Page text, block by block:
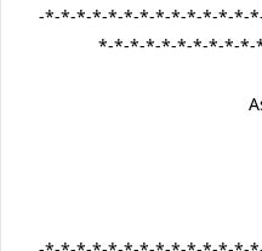
-*-*-*-*-*-*-*-*-*-*-*-*-*-
*-*-*-*-*-*-*-*-*-